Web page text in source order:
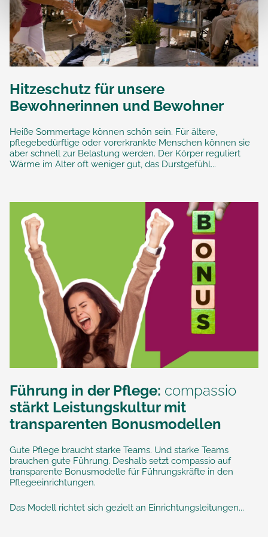
Hitzeschutz für unsere
Bewohnerinnen und Bewohner
Heiße Sommertage können schön sein. Für ältere,
pflegebedürftige oder vorerkrankte Menschen können sie
aber schnell zur Belastung werden. Der Körper reguliert
Wärme im Alter oft weniger gut, das Durstgefühl...
Führung in der Pflege: compassio
stärkt Leistungskultur mit
transparenten Bonusmodellen
Gute Pflege braucht starke Teams. Und starke Teams
brauchen gute Führung. Deshalb setzt compassio auf
transparente Bonusmodelle für Führungskräfte in den
Pflegeeinrichtungen.
Das Modell richtet sich gezielt an Einrichtungsleitungen...